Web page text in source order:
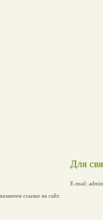
ссылки на сайт.
Для
E-mail: